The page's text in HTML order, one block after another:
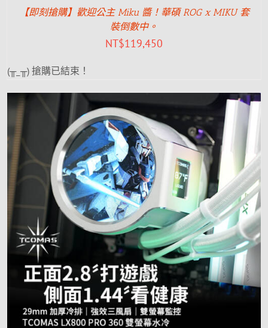
【即刻搶購】歡迎公主 Miku 醬！華碩 ROG x MIKU 套
裝倒數中。
NT$119,450
(╥_╥) 搶購已結束！